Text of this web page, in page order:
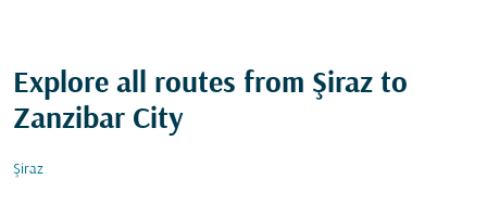
Explore all routes from Şiraz to
Zanzibar City
Şiraz